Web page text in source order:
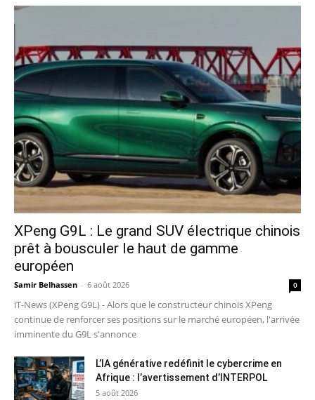
XPeng G9L : Le grand SUV électrique chinois
prêt à bousculer le haut de gamme
européen
Samir Belhassen - 6 août 2026 0
iT-News (XPeng G9L) - Alors que le constructeur chinois XPeng
continue de renforcer ses positions sur le marché européen, l'arrivée
imminente du G9L s'annonce
L’IA générative redéfinit le cybercrime en
Afrique : l’avertissement d’INTERPOL
5 août 2026